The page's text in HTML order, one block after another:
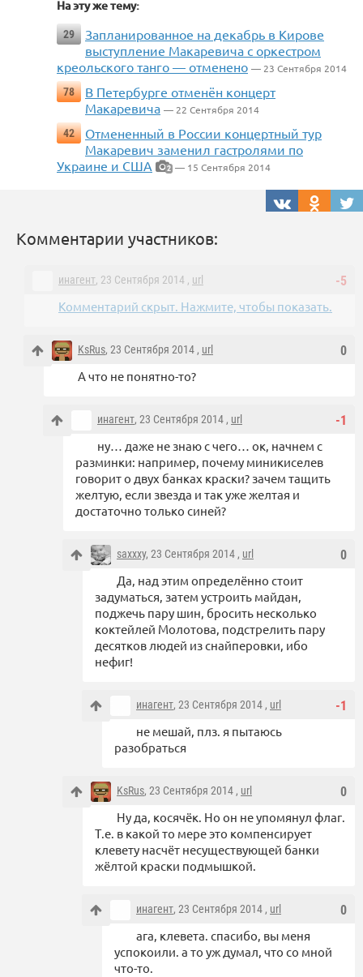
На эту же тему:
29
Запланированное на декабрь в Кирове
выступление Макаревича с оркестром
креольского танго — отменено — 23 Сентября 2014
78
В Петербурге отменён концерт
Макаревича — 22 Сентября 2014
42
Отмененный в России концертный тур
Макаревич заменил гастролями по
Украине и США
2 — 15 Сентября 2014
Комментарии участников:
-5
инагент, 23 Сентября 2014 , url
Комментарий скрыт. Нажмите, чтобы показать.
0
KsRus, 23 Сентября 2014 , url
А что не понятно-то?
-1
инагент, 23 Сентября 2014 , url
ну… даже не знаю с чего… ок, начнем с
разминки: например, почему миникиселев
говорит о двух банках краски? зачем тащить
желтую, если звезда и так уже желтая и
достаточно только синей?
0
saxxxy, 23 Сентября 2014 , url
Да, над этим определённо стоит
задуматься, затем устроить майдан,
поджечь пару шин, бросить несколько
коктейлей Молотова, подстрелить пару
десятков людей из снайперовки, ибо
нефиг!
-1
инагент, 23 Сентября 2014 , url
не мешай, плз. я пытаюсь
разобраться
0
KsRus, 23 Сентября 2014 , url
Ну да, косячёк. Но он не упомянул флаг.
Т.е. в какой то мере это компенсирует
клевету насчёт несуществующей банки
жёлтой краски подмышкой.
0
инагент, 23 Сентября 2014 , url
ага, клевета. спасибо, вы меня
успокоили. а то уж думал, что со мной
что-то.